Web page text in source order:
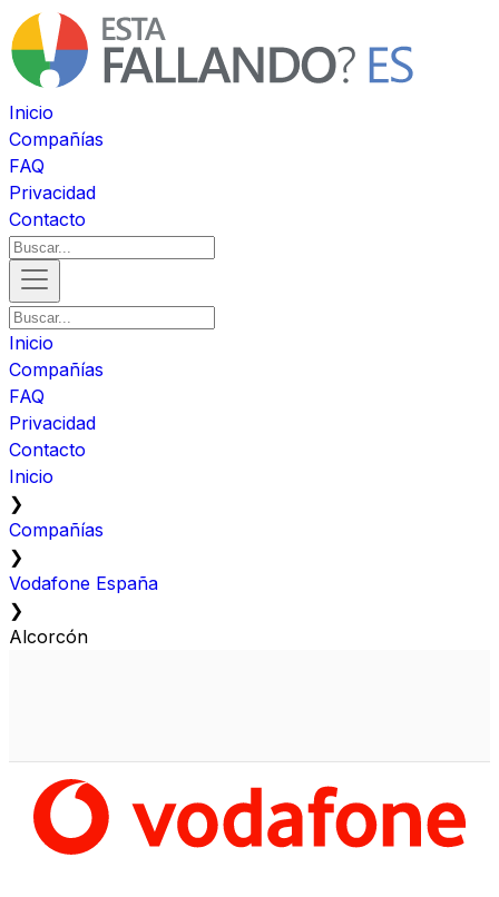
Inicio
Compañías
FAQ
Privacidad
Contacto
Inicio
Compañías
FAQ
Privacidad
Contacto
Inicio
❯
Compañías
❯
Vodafone España
❯
Alcorcón